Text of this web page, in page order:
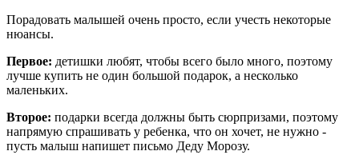
Порадовать малышей очень просто, если учесть некоторые
нюансы.
Первое: детишки любят, чтобы всего было много, поэтому
лучше купить не один большой подарок, а несколько
маленьких.
Второе: подарки всегда должны быть сюрпризами, поэтому
напрямую спрашивать у ребенка, что он хочет, не нужно -
пусть малыш напишет письмо Деду Морозу.